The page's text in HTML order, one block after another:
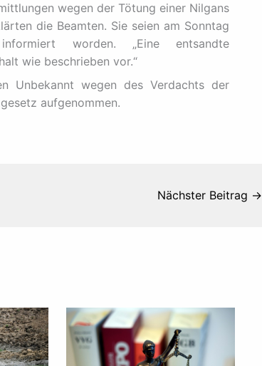
wegen der Tötung einer Nilgans
die Beamten. Sie seien am Sonntag
worden. „Eine entsandte
wie beschrieben vor.“
Unbekannt wegen des Verdachts der
aufgenommen.
Nächster Beitrag →